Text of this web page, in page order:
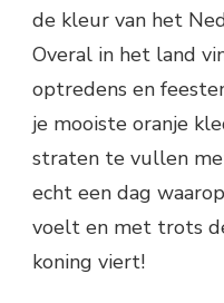
de kleur van het
Overal in het land
optredens en
je mooiste oranje
straten te vullen
echt een dag
voelt en met trots
koning viert!